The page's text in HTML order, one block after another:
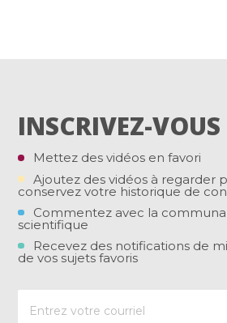
INSCRIVEZ-VOUS
Mettez des vidéos en favori
Ajoutez des vidéos à regarder
conservez votre historique de
Commentez avec la
scientifique
Recevez des notifications de
de vos sujets favoris